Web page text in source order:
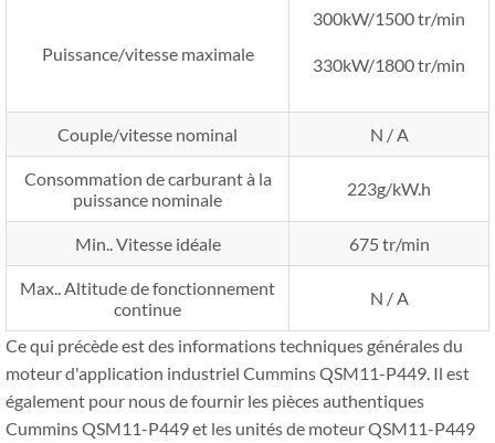
Puissance/vitesse maximale
300kW/1500 tr/min
330kW/1800 tr/min
Couple/vitesse nominal N / A
Consommation de carburant à la
puissance nominale
223g/kW.h
Min.. Vitesse idéale 675 tr/min
Max.. Altitude de fonctionnement
continue
N / A
Ce qui précède est des informations techniques générales du
moteur d'application industriel Cummins QSM11-P449. Il est
également pour nous de fournir les pièces authentiques
Cummins QSM11-P449 et les unités de moteur QSM11-P449